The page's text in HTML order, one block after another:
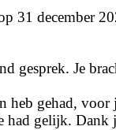
31 december
gesprek. Je
heb gehad,
had gelijk.